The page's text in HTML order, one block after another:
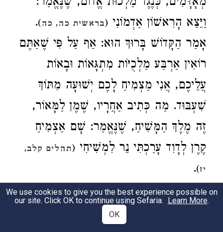
וַיֵּצֵא הָרִאשׁוֹן אַדְמוֹנִי (בראשית כה, כה)
.
אָמַר הַקָּדוֹשׁ בָּרוּךְ הוּא: אַף עַל פִּי שֶׁאַתֶּם
רוֹאִין אַרְבַּע מַלְכֻיּוֹת מִתְגָּאוֹת וּבָאוֹת
עֲלֵיכֶם, אֲנִי מַצְמִיחַ לָכֶם יְשׁוּעָה מִתּוֹךְ
שִׁעְבּוּד. מַה כְּתִיב אַחֲרָיו, שֶׁמֶן לַמָּאוֹר,
זֶה מֶלֶךְ הַמָּשִׁיחַ, שֶׁנֶּאֱמַר: שָׁם אַצְמִיחַ
קֶרֶן לְדָוִד עָרַכְתִּי נֵר לִמְשִׁיחִי (תהלים קלב,
יז)
.
This is the offering which ye shall take of
Exod. 25:3
corresponds to the kingdom of Babylon, as
We use cookies to give you the best experience possible on
our site. Click OK to continue using Sefaria. Learn More.
OK